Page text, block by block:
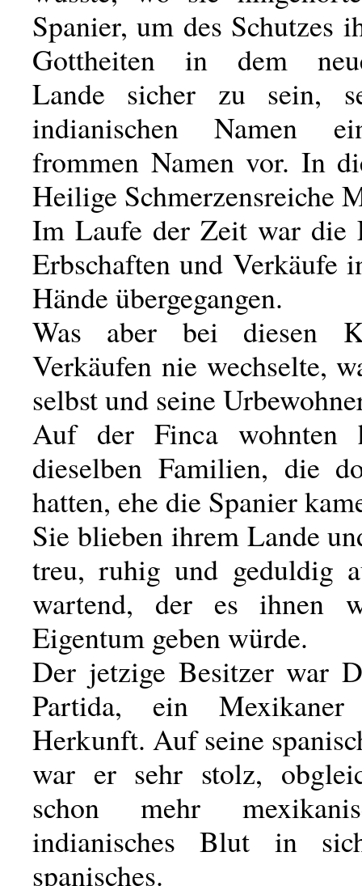
Spanier, um des Schutzes
Gottheiten in dem
Lande sicher zu sein,
indianischen Namen
frommen Namen vor. In
Heilige Schmerzensreiche
Im Laufe der Zeit war die
Erbschaften und Verkäufe
Hände übergegangen.
Was aber bei diesen
Verkäufen nie wechselte,
selbst und seine
Auf der Finca wohnten
dieselben Familien, die
hatten, ehe die Spanier
Sie blieben ihrem Lande
treu, ruhig und geduldig
wartend, der es ihnen
Eigentum geben würde.
Der jetzige Besitzer war
Partida, ein Mexikaner
Herkunft. Auf seine
war er sehr stolz,
schon mehr
indianisches Blut in
spanisches.